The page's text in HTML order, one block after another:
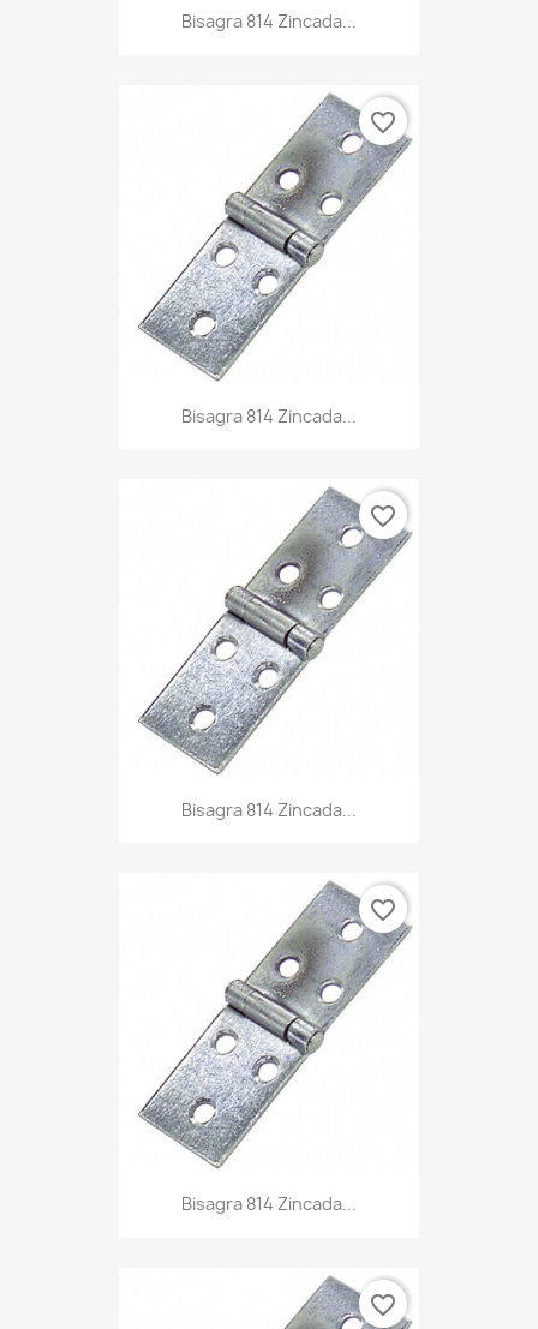
Bisagra 814 Zincada...
Bisagra 814 Zincada...
favorite_border
Bisagra 814 Zincada...
favorite_border
Bisagra 814 Zincada...
favorite_border
favorite_border